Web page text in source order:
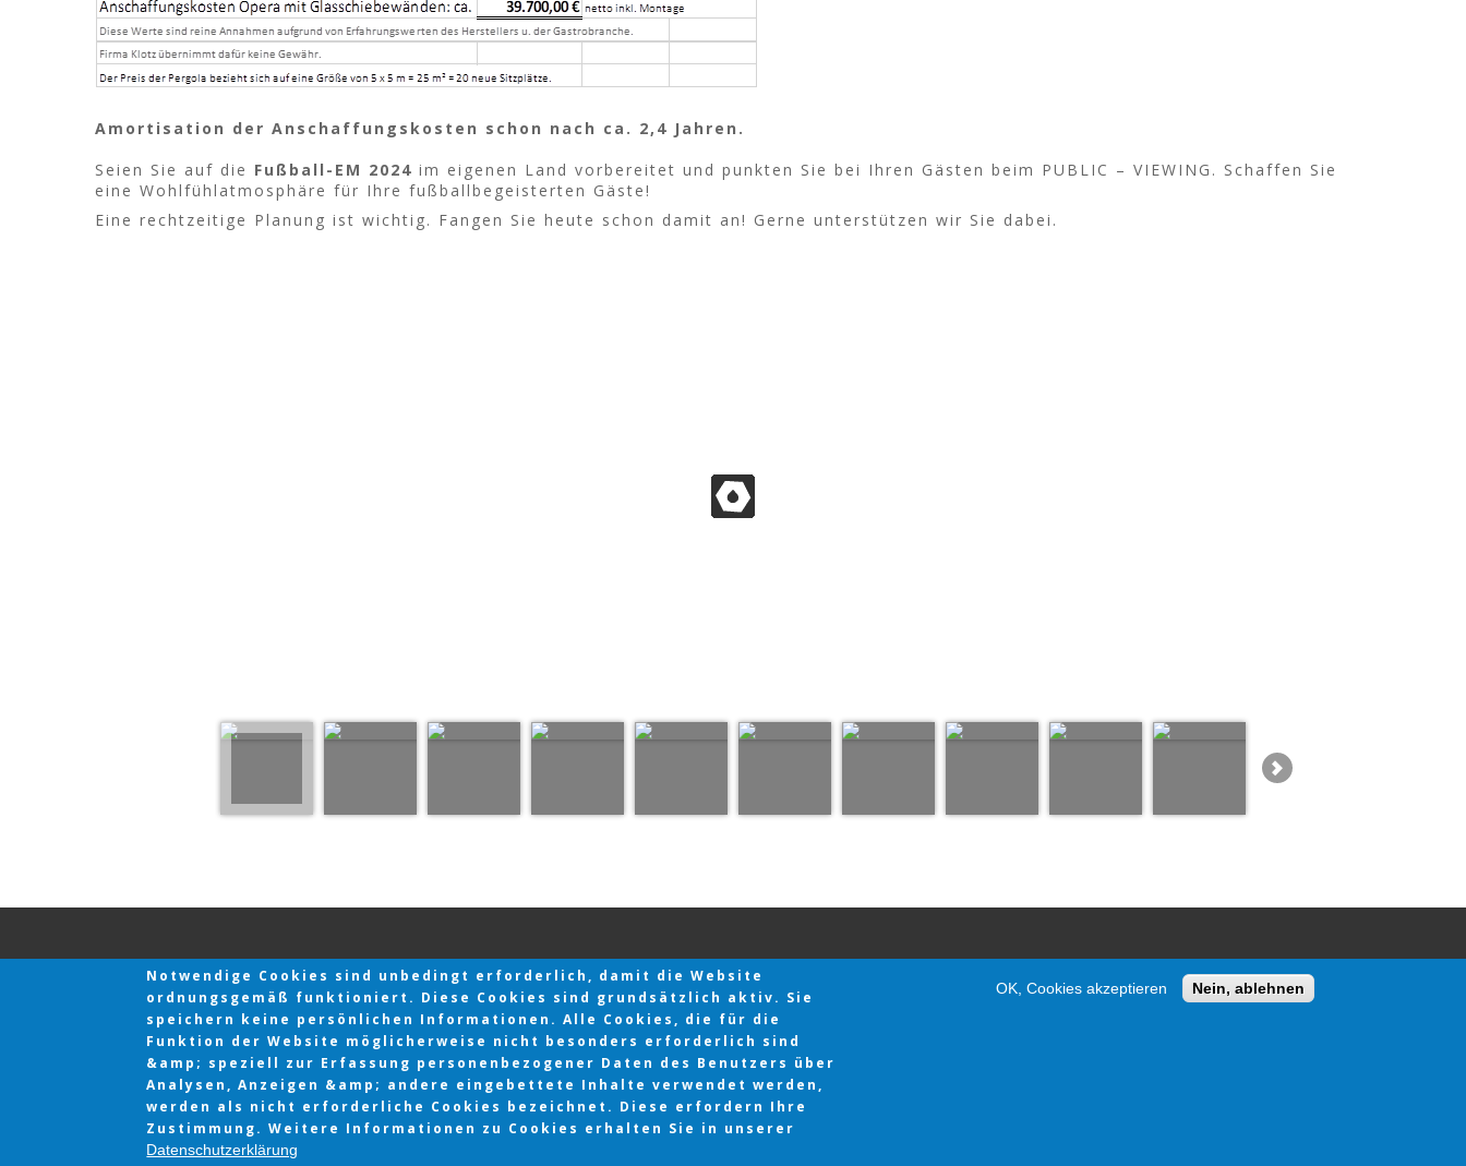
Amortisation der Anschaffungskosten schon nach ca. 2,4 Jahren.
Seien Sie auf die Fußball-EM 2024 im eigenen Land vorbereitet und punkten Sie bei Ihren Gästen beim PUBLIC – VIEWING. Schaffen Sie
eine Wohlfühlatmosphäre für Ihre fußballbegeisterten Gäste!
Eine rechtzeitige Planung ist wichtig. Fangen Sie heute schon damit an! Gerne unterstützen wir Sie dabei.
Copyright © 2026 |Impressum
Notwendige Cookies sind unbedingt erforderlich, damit die Website
ordnungsgemäß funktioniert. Diese Cookies sind grundsätzlich aktiv. Sie
speichern keine persönlichen Informationen. Alle Cookies, die für die
Funktion der Website möglicherweise nicht besonders erforderlich sind
&amp; speziell zur Erfassung personenbezogener Daten des Benutzers über
Analysen, Anzeigen &amp; andere eingebettete Inhalte verwendet werden,
werden als nicht erforderliche Cookies bezeichnet. Diese erfordern Ihre
Zustimmung. Weitere Informationen zu Cookies erhalten Sie in unserer
Datenschutzerklärung
OK, Cookies akzeptieren Nein, ablehnen